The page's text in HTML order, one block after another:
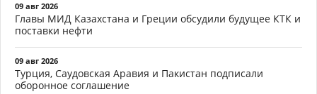
09 авг 2026
Главы МИД Казахстана и Греции обсудили будущее КТК и
поставки нефти
09 авг 2026
Турция, Саудовская Аравия и Пакистан подписали
оборонное соглашение